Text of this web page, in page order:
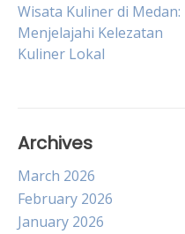
Post
navigation
Wisata Kuliner di Medan:
Menjelajahi Kelezatan
Kuliner Lokal
Archives
March 2026
February 2026
January 2026